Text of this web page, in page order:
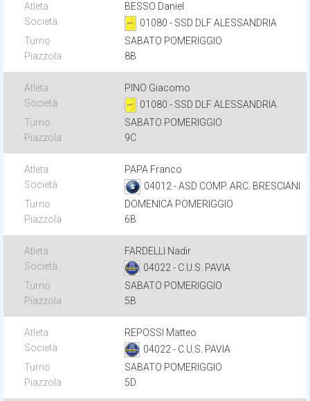
BESSO Daniel
01080 - SSD DLF ALESSANDRIA
SABATO POMERIGGIO
8B
PINO Giacomo
01080 - SSD DLF ALESSANDRIA
SABATO POMERIGGIO
9C
PAPA Franco
04012 - ASD COMP. ARC. BRESCIANI
DOMENICA POMERIGGIO
6B
FARDELLI Nadir
04022 - C.U.S. PAVIA
SABATO POMERIGGIO
5B
REPOSSI Matteo
04022 - C.U.S. PAVIA
SABATO POMERIGGIO
5D